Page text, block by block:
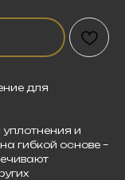
для
и
гибкой основе –